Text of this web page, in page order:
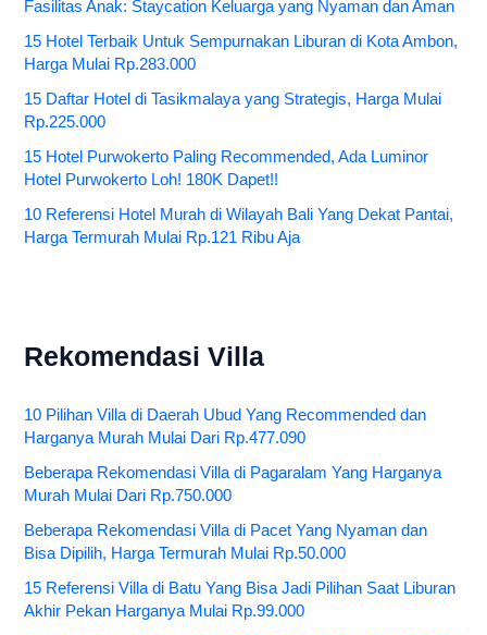
Fasilitas Anak: Staycation Keluarga yang Nyaman dan Aman
15 Hotel Terbaik Untuk Sempurnakan Liburan di Kota Ambon,
Harga Mulai Rp.283.000
15 Daftar Hotel di Tasikmalaya yang Strategis, Harga Mulai
Rp.225.000
15 Hotel Purwokerto Paling Recommended, Ada Luminor
Hotel Purwokerto Loh! 180K Dapet!!
10 Referensi Hotel Murah di Wilayah Bali Yang Dekat Pantai,
Harga Termurah Mulai Rp.121 Ribu Aja
Rekomendasi Villa
10 Pilihan Villa di Daerah Ubud Yang Recommended dan
Harganya Murah Mulai Dari Rp.477.090
Beberapa Rekomendasi Villa di Pagaralam Yang Harganya
Murah Mulai Dari Rp.750.000
Beberapa Rekomendasi Villa di Pacet Yang Nyaman dan
Bisa Dipilih, Harga Termurah Mulai Rp.50.000
15 Referensi Villa di Batu Yang Bisa Jadi Pilihan Saat Liburan
Akhir Pekan Harganya Mulai Rp.99.000